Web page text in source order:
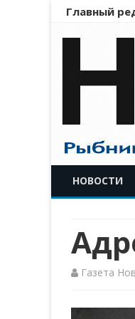
Главный
НОВОСТИ
Газета